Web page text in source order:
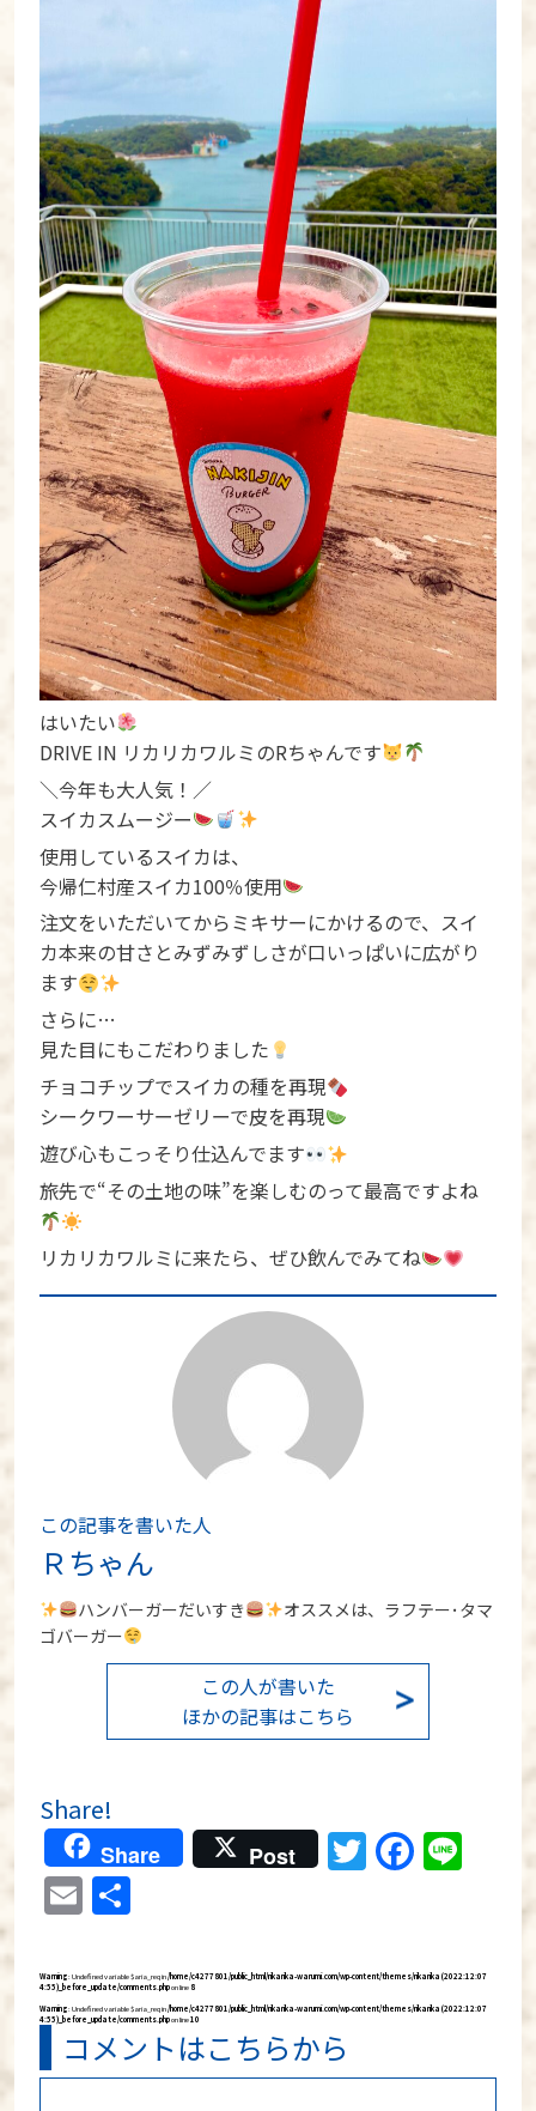
はいたい
DRIVE IN リカリカワルミのRちゃんです
＼今年も大人気！／
スイカスムージー
使用しているスイカは、
今帰仁村産スイカ100％使用
注文をいただいてからミキサーにかけるので、スイ
カ本来の甘さとみずみずしさが口いっぱいに広がり
ます
さらに…
見た目にもこだわりました
チョコチップでスイカの種を再現
シークワーサーゼリーで皮を再現
遊び心もこっそり仕込んでます
旅先で“その土地の味”を楽しむのって最高ですよね
リカリカワルミに来たら、ぜひ飲んでみてね
この記事を書いた人
Ｒちゃん
ハンバーガーだいすき
オススメは、ラフテー･タマ
ゴバーガー
この人が書いた
ほかの記事はこちら
Share!
Share Post Twitter
Email
Warning: Undefined variable $aria_req in/home/c4277801/public_html/rikarika-warumi.com/wp-content/themes/rikarika (2022:12:07
4:55)_before_update/comments.phpon line 8
Warning: Undefined variable $aria_req in/home/c4277801/public_html/rikarika-warumi.com/wp-content/themes/rikarika (2022:12:07
4:55)_before_update/comments.phpon line10
コメントはこちらから